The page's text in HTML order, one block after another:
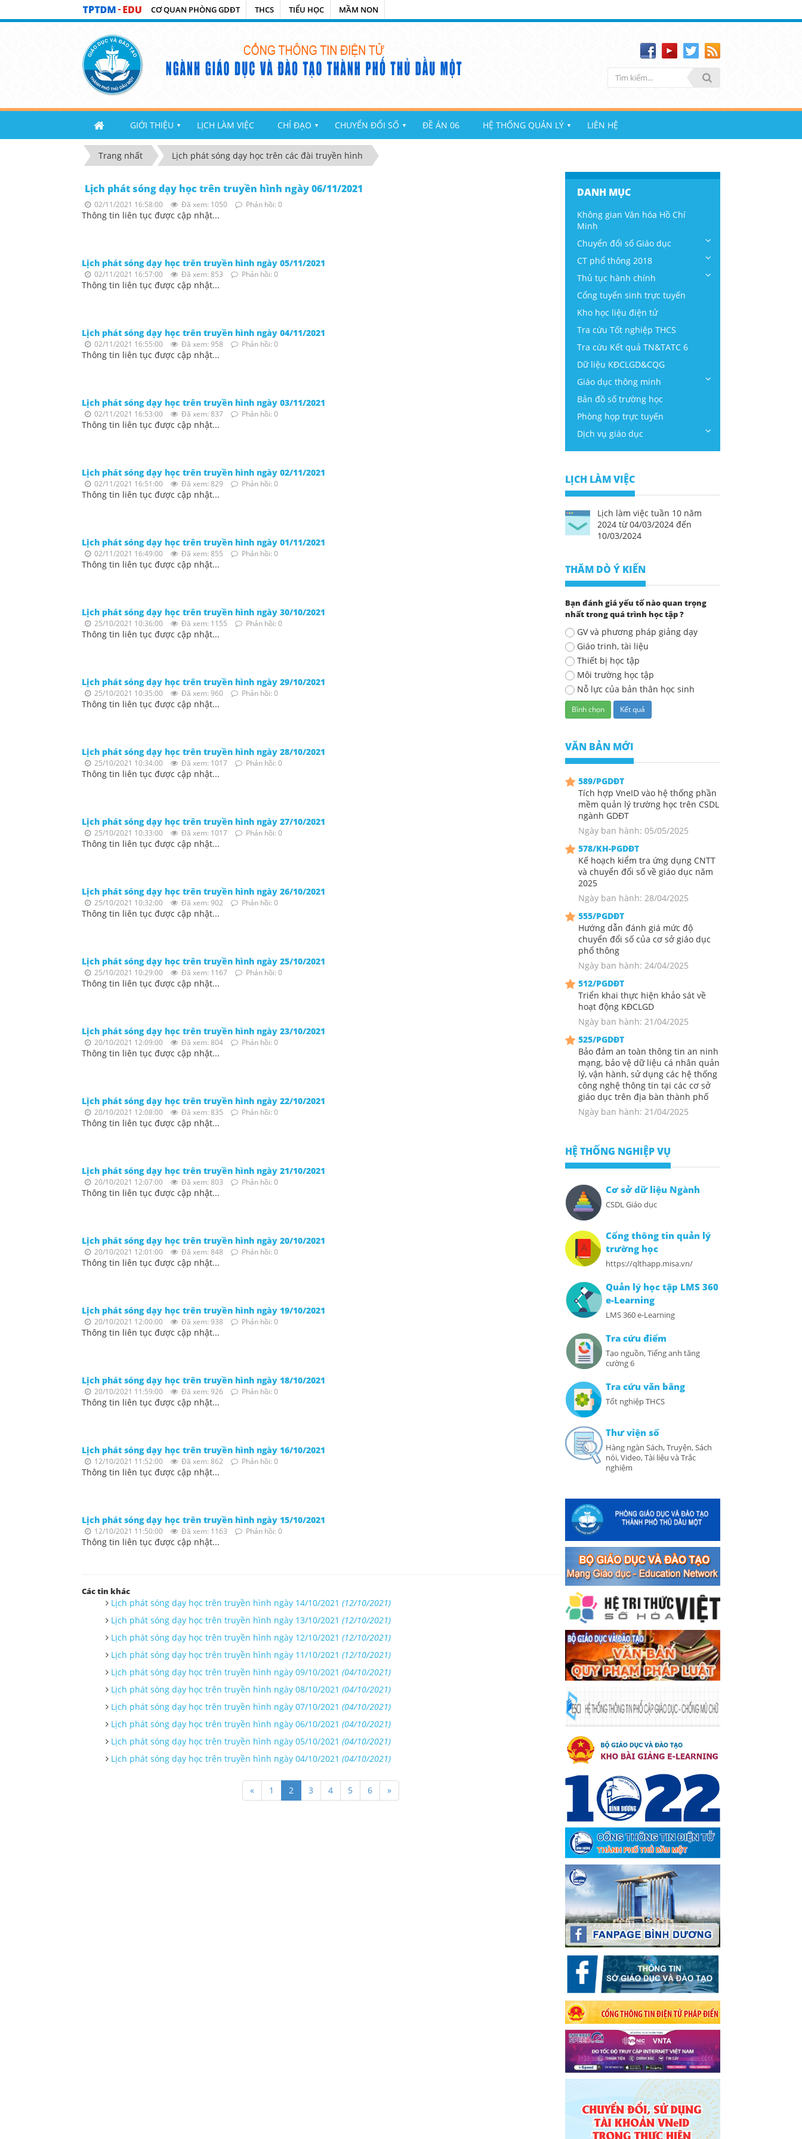
CƠ QUAN PHÒNG GDĐT THCS TIỂU HỌC MẦM NON
GIỚI THIỆU ▼ LỊCH LÀM VIỆC CHỈ ĐẠO ▼ CHUYỂN ĐỔI SỐ ▼ ĐỀ ÁN 06 HỆ THỐNG QUẢN LÝ ▼ LIÊN HỆ
Trang nhất Lịch phát sóng dạy học trên các đài truyền hình
Lịch phát sóng dạy học trên truyền hình ngày 06/11/2021
02/11/2021 16:58:00 Đã xem: 1050 Phản hồi: 0
Thông tin liên tục được cập nhật...
Lịch phát sóng dạy học trên truyền hình ngày 05/11/2021
02/11/2021 16:57:00 Đã xem: 853 Phản hồi: 0
Thông tin liên tục được cập nhật...
Lịch phát sóng dạy học trên truyền hình ngày 04/11/2021
02/11/2021 16:55:00 Đã xem: 958 Phản hồi: 0
Thông tin liên tục được cập nhật...
Lịch phát sóng dạy học trên truyền hình ngày 03/11/2021
02/11/2021 16:53:00 Đã xem: 837 Phản hồi: 0
Thông tin liên tục được cập nhật...
Lịch phát sóng dạy học trên truyền hình ngày 02/11/2021
02/11/2021 16:51:00 Đã xem: 829 Phản hồi: 0
Thông tin liên tục được cập nhật...
Lịch phát sóng dạy học trên truyền hình ngày 01/11/2021
02/11/2021 16:49:00 Đã xem: 855 Phản hồi: 0
Thông tin liên tục được cập nhật...
Lịch phát sóng dạy học trên truyền hình ngày 30/10/2021
25/10/2021 10:36:00 Đã xem: 1155 Phản hồi: 0
Thông tin liên tục được cập nhật...
Lịch phát sóng dạy học trên truyền hình ngày 29/10/2021
25/10/2021 10:35:00 Đã xem: 960 Phản hồi: 0
Thông tin liên tục được cập nhật...
Lịch phát sóng dạy học trên truyền hình ngày 28/10/2021
25/10/2021 10:34:00 Đã xem: 1017 Phản hồi: 0
Thông tin liên tục được cập nhật...
Lịch phát sóng dạy học trên truyền hình ngày 27/10/2021
25/10/2021 10:33:00 Đã xem: 1017 Phản hồi: 0
Thông tin liên tục được cập nhật...
Lịch phát sóng dạy học trên truyền hình ngày 26/10/2021
25/10/2021 10:32:00 Đã xem: 902 Phản hồi: 0
Thông tin liên tục được cập nhật...
Lịch phát sóng dạy học trên truyền hình ngày 25/10/2021
25/10/2021 10:29:00 Đã xem: 1167 Phản hồi: 0
Thông tin liên tục được cập nhật...
Lịch phát sóng dạy học trên truyền hình ngày 23/10/2021
20/10/2021 12:09:00 Đã xem: 804 Phản hồi: 0
Thông tin liên tục được cập nhật...
Lịch phát sóng dạy học trên truyền hình ngày 22/10/2021
20/10/2021 12:08:00 Đã xem: 835 Phản hồi: 0
Thông tin liên tục được cập nhật...
Lịch phát sóng dạy học trên truyền hình ngày 21/10/2021
20/10/2021 12:07:00 Đã xem: 803 Phản hồi: 0
Thông tin liên tục được cập nhật...
Lịch phát sóng dạy học trên truyền hình ngày 20/10/2021
20/10/2021 12:01:00 Đã xem: 848 Phản hồi: 0
Thông tin liên tục được cập nhật...
Lịch phát sóng dạy học trên truyền hình ngày 19/10/2021
20/10/2021 12:00:00 Đã xem: 938 Phản hồi: 0
Thông tin liên tục được cập nhật...
Lịch phát sóng dạy học trên truyền hình ngày 18/10/2021
20/10/2021 11:59:00 Đã xem: 926 Phản hồi: 0
Thông tin liên tục được cập nhật...
Lịch phát sóng dạy học trên truyền hình ngày 16/10/2021
12/10/2021 11:52:00 Đã xem: 862 Phản hồi: 0
Thông tin liên tục được cập nhật...
Lịch phát sóng dạy học trên truyền hình ngày 15/10/2021
12/10/2021 11:50:00 Đã xem: 1163 Phản hồi: 0
Thông tin liên tục được cập nhật...
Các tin khác
Lịch phát sóng dạy học trên truyền hình ngày 14/10/2021 (12/10/2021)
Lịch phát sóng dạy học trên truyền hình ngày 13/10/2021 (12/10/2021)
Lịch phát sóng dạy học trên truyền hình ngày 12/10/2021 (12/10/2021)
Lịch phát sóng dạy học trên truyền hình ngày 11/10/2021 (12/10/2021)
Lịch phát sóng dạy học trên truyền hình ngày 09/10/2021 (04/10/2021)
Lịch phát sóng dạy học trên truyền hình ngày 08/10/2021 (04/10/2021)
Lịch phát sóng dạy học trên truyền hình ngày 07/10/2021 (04/10/2021)
Lịch phát sóng dạy học trên truyền hình ngày 06/10/2021 (04/10/2021)
Lịch phát sóng dạy học trên truyền hình ngày 05/10/2021 (04/10/2021)
Lịch phát sóng dạy học trên truyền hình ngày 04/10/2021 (04/10/2021)
« 1 2 3 4 5 6 »
DANH MỤC
Không gian Văn hóa Hồ Chí
Minh
Chuyển đổi số Giáo dục
CT phổ thông 2018
Thủ tục hành chính
Cổng tuyển sinh trực tuyến
Kho học liệu điện tử
Tra cứu Tốt nghiệp THCS
Tra cứu Kết quả TN&TATC 6
Dữ liệu KĐCLGD&CQG
Giáo dục thông minh
Bản đồ số trường học
Phòng họp trực tuyến
Dịch vụ giáo dục
LỊCH LÀM VIỆC
Lịch làm việc tuần 10 năm
2024 từ 04/03/2024 đến
10/03/2024
THĂM DÒ Ý KIẾN
Bạn đánh giá yếu tố nào quan trọng
nhất trong quá trình học tập ?
GV và phương pháp giảng dạy
Giáo trinh, tài liệu
Thiết bị học tập
Môi trường học tập
Nỗ lực của bản thân học sinh
VĂN BẢN MỚI
589/PGDĐT
Tích hợp VneID vào hệ thống phần
mềm quản lý trường học trên CSDL
ngành GDĐT
Ngày ban hành: 05/05/2025
578/KH-PGDĐT
Kế hoạch kiểm tra ứng dụng CNTT
và chuyển đổi số về giáo dục năm
2025
Ngày ban hành: 28/04/2025
555/PGDĐT
Hướng dẫn đánh giá mức độ
chuyển đổi số của cơ sở giáo dục
phổ thông
Ngày ban hành: 24/04/2025
512/PGDĐT
Triển khai thực hiện khảo sát về
hoạt động KĐCLGD
Ngày ban hành: 21/04/2025
525/PGDĐT
Bảo đảm an toàn thông tin an ninh
mạng, bảo vệ dữ liệu cá nhân quản
lý, vận hành, sử dụng các hệ thống
công nghệ thông tin tại các cơ sở
giáo dục trên địa bàn thành phố
Ngày ban hành: 21/04/2025
HỆ THỐNG NGHIỆP VỤ
Cơ sở dữ liệu Ngành
CSDL Giáo dục
Cổng thông tin quản lý
trường học
https://qlthapp.misa.vn/
Quản lý học tập LMS 360
e-Learning
LMS 360 e-Learning
Tra cứu điểm
Tạo nguồn, Tiếng anh tăng
cường 6
Tra cứu văn bằng
Tốt nghiệp THCS
Thư viện số
Hàng ngàn Sách, Truyện, Sách
nói, Video, Tài liệu và Trắc
nghiệm